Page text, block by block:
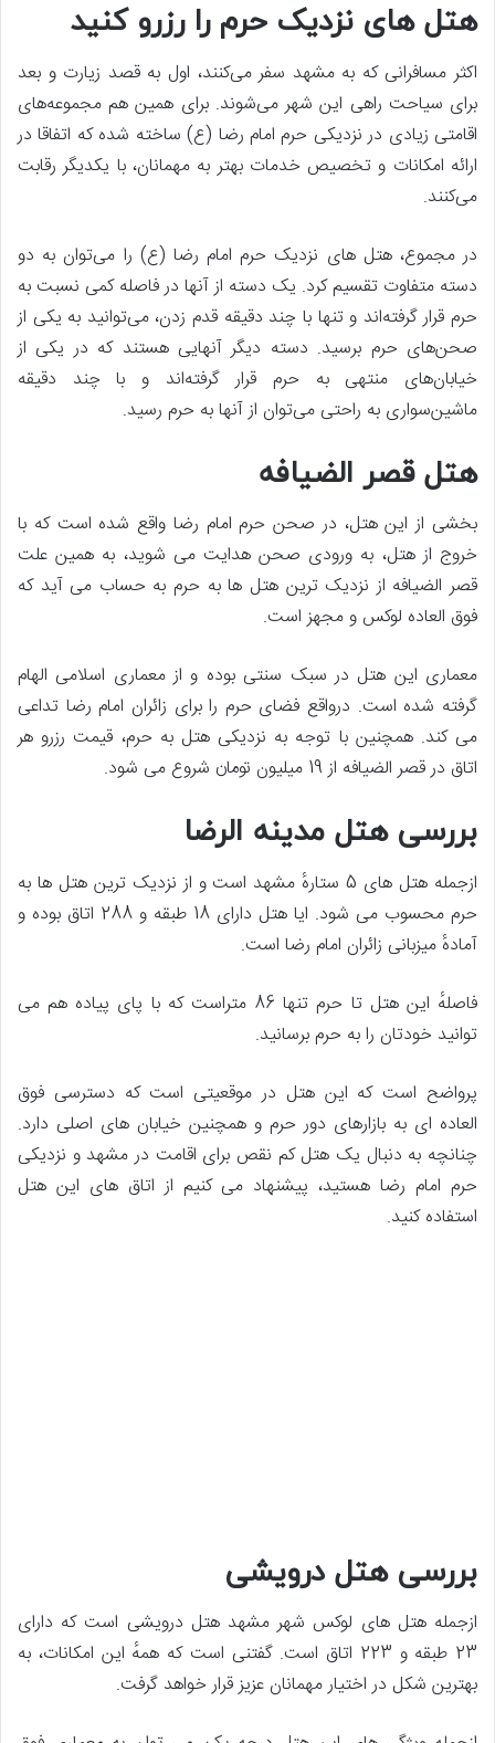
هتل های نزدیک حرم را رزرو کنید
اکثر مسافرانی که به مشهد سفر می‌کنند، اول به قصد زیارت و بعد
برای سیاحت راهی این شهر می‌شوند. برای همین هم مجموعه‌های
اقامتی زیادی در نزدیکی حرم امام رضا (ع) ساخته شده که اتفاقا در
ارائه امکانات و تخصیص خدمات بهتر به مهمانان، با یکدیگر رقابت
می‌کنند.
در مجموع، هتل های نزدیک حرم امام رضا (ع) را می‌توان به دو
دسته متفاوت تقسیم کرد. یک دسته از آنها در فاصله کمی نسبت به
حرم قرار گرفته‌اند و تنها با چند دقیقه قدم زدن، می‌توانید به یکی از
صحن‌های حرم برسید. دسته دیگر آنهایی هستند که در یکی از
خیابان‌های منتهی به حرم قرار گرفته‌اند و با چند دقیقه
ماشین‌سواری به راحتی می‌توان از آنها به حرم رسید.
هتل قصر الضیافه
بخشی از این هتل، در صحن حرم امام رضا واقع شده است که با
خروج از هتل، به ورودی صحن هدایت می‌ شوید، به همین علت
قصر الضیافه از نزدیک ترین هتل ها به حرم به حساب می آید که
فوق العاده لوکس و مجهز است.
معماری این هتل در سبک سنتی بوده و از معماری اسلامی الهام
گرفته شده است. درواقع فضای حرم را برای زائران امام رضا تداعی
می کند. همچنین با توجه به نزدیکی هتل به حرم، قیمت رزرو هر
اتاق در قصر الضیافه از 19 میلیون تومان شروع می شود.
بررسی هتل مدینه الرضا
ازجمله هتل های 5 ستارهٔ مشهد است و از نزدیک ترین هتل ها به
حرم محسوب می شود. ایا هتل دارای 18 طبقه و 288 اتاق بوده و
آمادهٔ میزبانی زائران امام رضا است.
فاصلهٔ این هتل تا حرم تنها 86 متراست که با پای پیاده هم می
توانید خودتان را به حرم برسانید.
پرواضح است که این هتل در موقعیتی است که دسترسی فوق
العاده ای به بازارهای دور حرم و همچنین خیابان های اصلی دارد.
چنانچه به دنبال یک هتل کم نقص برای اقامت در مشهد و نزدیکی
حرم امام رضا هستید، پیشنهاد می کنیم از اتاق های این هتل
استفاده کنید.
بررسی هتل درویشی
ازجمله هتل های لوکس شهر مشهد هتل درویشی است که دارای
23 طبقه و 223 اتاق است. گفتنی است که همهٔ این امکانات، به
بهترین شکل در اختیار مهمانان عزیز قرار خواهد گرفت.